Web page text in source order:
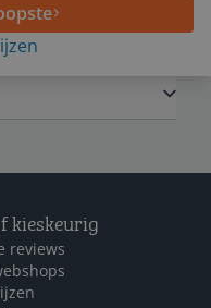
kieskeurig
reviews